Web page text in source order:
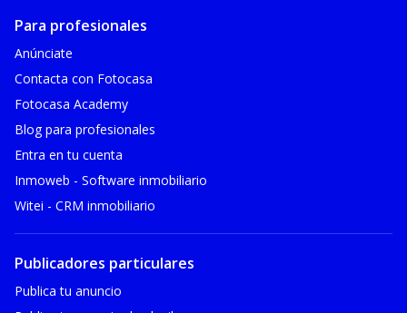
Para profesionales
Anúnciate
Contacta con Fotocasa
Fotocasa Academy
Blog para profesionales
Entra en tu cuenta
Inmoweb - Software inmobiliario
Witei - CRM inmobiliario
Publicadores particulares
Publica tu anuncio